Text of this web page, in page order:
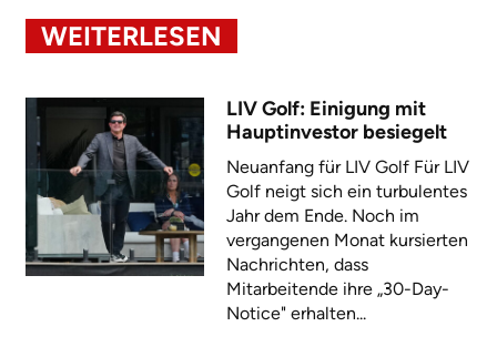
WEITERLESEN
LIV Golf: Einigung mit
Hauptinvestor besiegelt
Neuanfang für LIV Golf Für LIV
Golf neigt sich ein turbulentes
Jahr dem Ende. Noch im
vergangenen Monat kursierten
Nachrichten, dass
Mitarbeitende ihre „30-Day-
Notice" erhalten...